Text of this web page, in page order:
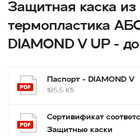
Защитная каска из
термопластика
DIAMOND V UP -
Паспорт - DIAMOND V
185,5 Кб
Сертивификат
Защитные каски